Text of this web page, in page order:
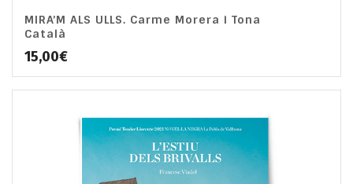
MIRA’M ALS ULLS. Carme Morera i Tona
Català
15,00€